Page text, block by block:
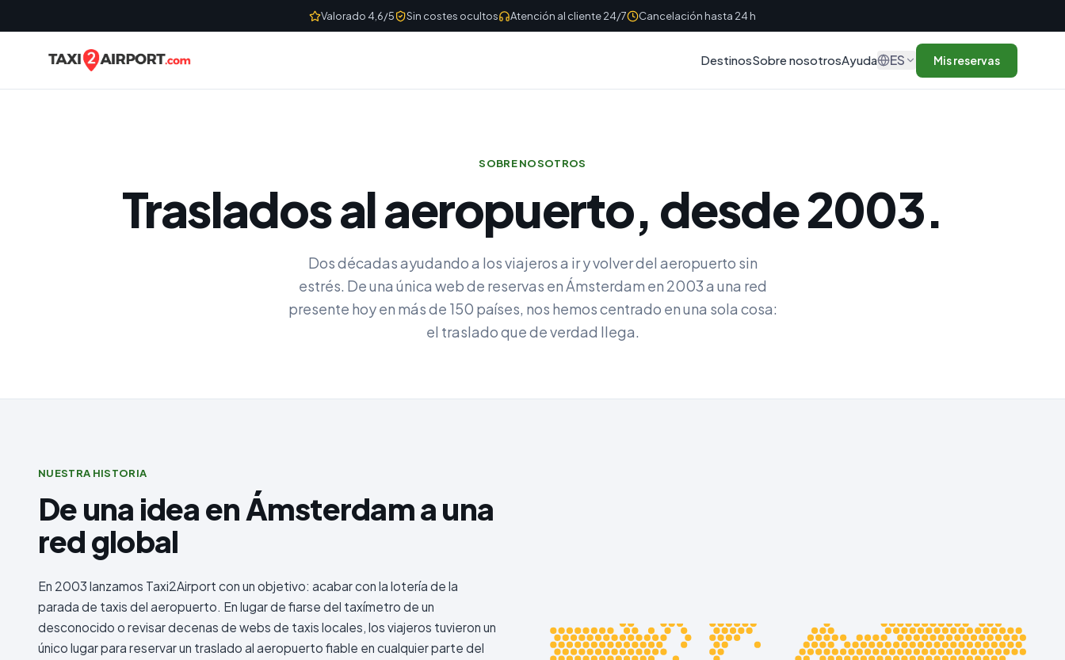
Valorado 4,6/5 Sin costes ocultos Atención al cliente 24/7 Cancelación hasta 24 h
DestinosSobre nosotrosAyuda ES Mis reservas
SOBRE NOSOTROS
Traslados al aeropuerto, desde 2003.
Dos décadas ayudando a los viajeros a ir y volver del aeropuerto sin
estrés. De una única web de reservas en Ámsterdam en 2003 a una red
presente hoy en más de 150 países, nos hemos centrado en una sola cosa:
el traslado que de verdad llega.
NUESTRA HISTORIA
De una idea en Ámsterdam a una
red global
En 2003 lanzamos Taxi2Airport con un objetivo: acabar con la lotería de la
parada de taxis del aeropuerto. En lugar de fiarse del taxímetro de un
desconocido o revisar decenas de webs de taxis locales, los viajeros tuvieron un
único lugar para reservar un traslado al aeropuerto fiable en cualquier parte del